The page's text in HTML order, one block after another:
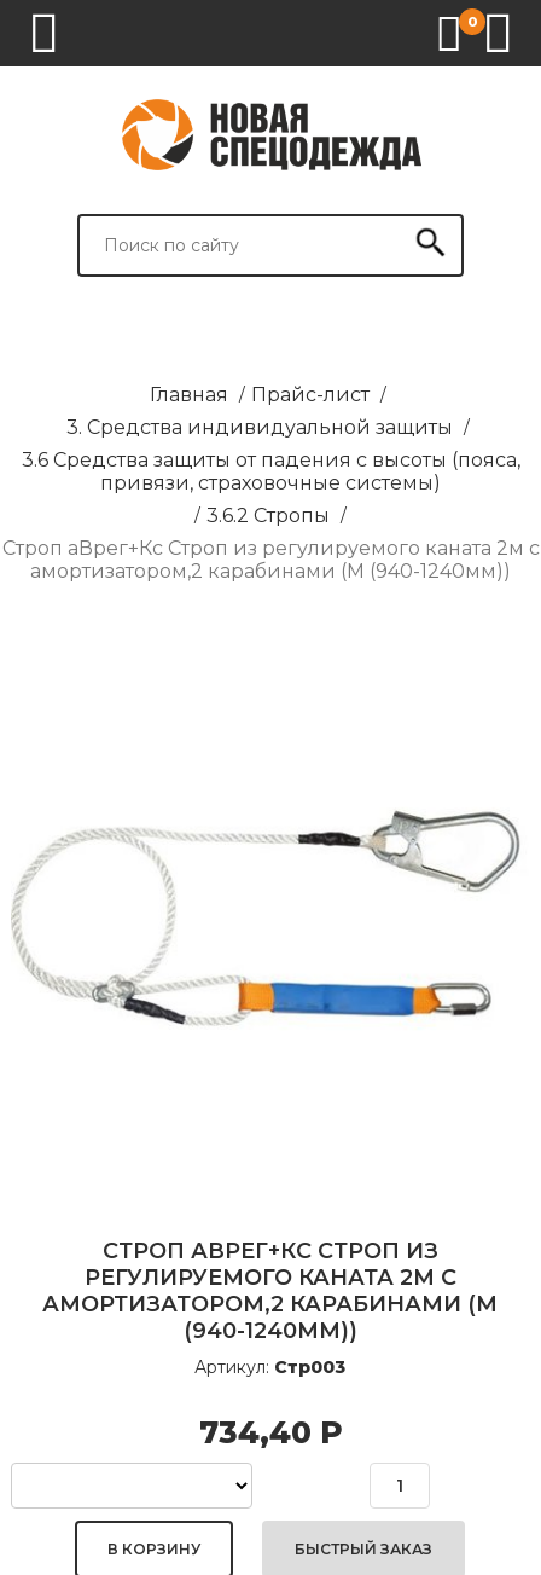
0
СПЕЦОДЕЖДА
СПЕЦОБУВЬ
СРЕДСТВА
ВСПОМОГАТЕЛЬНЫЕ
БРЕНДИРОВАНИЕ
Главная / Прайс-лист /
3. Средства индивидуальной защиты /
3.6 Средства защиты от падения с высоты (пояса,
привязи, страховочные системы)
/ 3.6.2 Стропы /
Строп аВрег+Кс Строп из регулируемого каната 2м с
амортизатором,2 карабинами (М (940-1240мм))
СТРОП АВРЕГ+КС СТРОП ИЗ
РЕГУЛИРУЕМОГО КАНАТА 2М С
АМОРТИЗАТОРОМ,2 КАРАБИНАМИ (М
(940-1240ММ))
Артикул: Стр003
734,40 Р
БЫСТРЫЙ ЗАКАЗ